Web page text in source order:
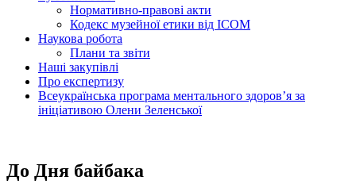
Нормативно-правові акти
Кодекс музейної етики від ІСОМ
Наукова робота
Плани та звіти
Наші закупівлі
Про експертизу
Всеукраїнська програма ментального здоров’я за
ініціативою Олени Зеленської
До Дня байбака